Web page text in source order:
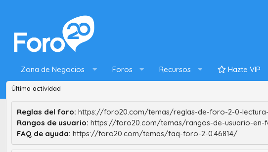
Zona de Negocios Foros Recursos Hazte VIP
Última actividad
Reglas del foro: https://foro20.com/temas/reglas-de-foro-2-0-
Rangos de usuario: https://foro20.com/temas/rangos-de-usuario-en-
FAQ de ayuda: https://foro20.com/temas/faq-foro-2-0.46814/